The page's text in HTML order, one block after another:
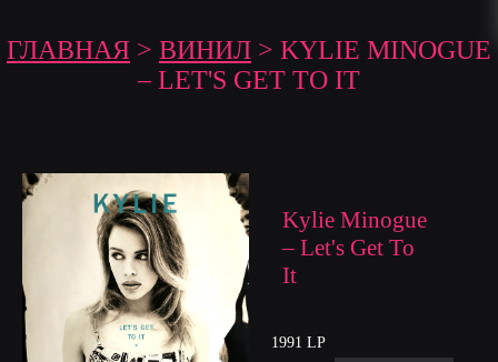
ГЛАВНАЯ > ВИНИЛ > KYLIE MINOGUE
– LET'S GET TO IT
Kylie Minogue
– Let's Get To
It
1991 LP